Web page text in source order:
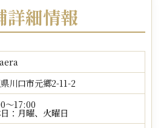
詳細情報
川口市元郷2-11-2
〜17:00
：月曜、火曜日